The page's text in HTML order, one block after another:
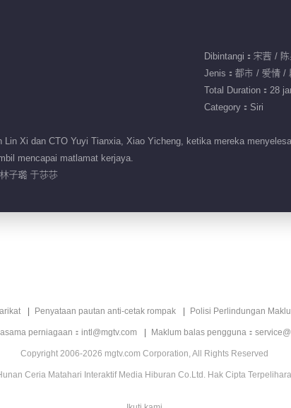
Dibintangi：宋茜 /
Jenis：都市 / 爱情 /
Total Duration：28
Category：Siri
Lin Xi dan CTO Yuyi Tianxia, Xiao Yicheng, ketika mereka
mencapai matlamat kerjaya.
子璐 于莎莎
Penyataan pautan anti-cetak rompak Polisi Perlindungan
perniagaan：intl@mgtv.com Maklum balas pengguna：
Copyright 2006-2026 mgtv.com Corporation, All Rights Reserved
Ceria Matahari Interaktif Media Hiburan Co.Ltd. Hak Cipta Terpelihara